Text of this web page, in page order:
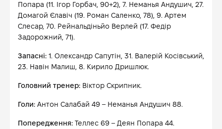
Попара (11. Ігор Горбач, 90+2), 7. Неманья Андушич, 27.
Домагой Єлавіч (19. Роман Саленко, 78), 9. Артем
Слесар, 70. Рейнальдіньйо Верлей (17. Федір
Задорожний, 71).
Запасні: 1. Олександр Сапутін, 31. Валерій Косівський,
23. Навін Малиш, 8. Кирило Дришлюк.
Головний тренер: Віктор Скрипник.
Голи: Антон Салабай 49 – Неманья Андушич 88.
Попередження: Теллес 69 – Деян Попара 44.